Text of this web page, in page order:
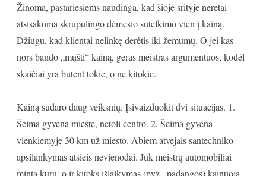
Žinoma, pastariesiems naudinga, kad šioje srityje neretai
atsisakoma skrupulingo dėmesio sutelkimo vien į kainą.
Džiugu, kad klientai nelinkę derėtis iki žemumų. O jei kas
nors bando „mušti“ kainą, geras meistras argumentuos, kodėl
skaičiai yra būtent tokie, o ne kitokie.
Kainą sudaro daug veiksnių. Įsivaizduokit dvi situacijas. 1.
Šeima gyvena mieste, netoli centro. 2. Šeima gyvena
vienkiemyje 30 km už miesto. Abiem atvejais santechniko
apsilankymas atsieis nevienodai. Juk meistrų automobiliai
minta kuru, o ir kitoks išlaikymas (pvz., padangos) kainuoja.